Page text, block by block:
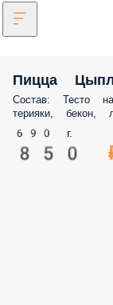
Пицца
Состав: Тесто
терияки, бекон,
690 г.
850